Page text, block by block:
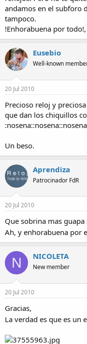
andamos en el subforo
tampoco.
!Enhorabuena por
Eusebio
Well-known
20 Jul 2010
Precioso reloj y
que dan los chiquillos
Un beso.
Aprendiza
Patrocinador FdR
20 Jul 2010
Que sobrina mas guapa
Ah, y enhorabuena por
N NICOLETA
New member
20 Jul 2010
Gracias,
La verdad es que es un